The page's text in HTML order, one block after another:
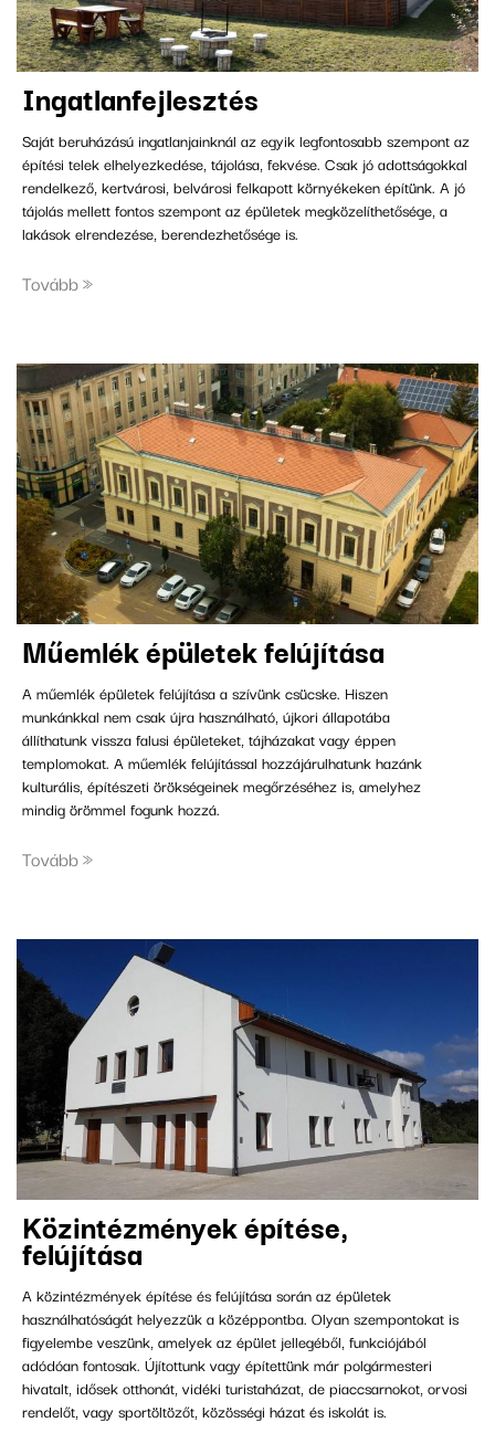
ingatlanfejlesztés
Saját beruházású ingatlanjainknál az egyik legfontosabb szempont az
építési telek elhelyezkedése, tájolása, fekvése. Csak jó adottságokkal
rendelkező, kertvárosi, belvárosi felkapott környékeken építünk. A jó
tájolás mellett fontos szempont az épületek megközelíthetősége, a
lakások elrendezése, berendezhetősége is.
Tovább
műemlék épületek felújítása
A műemlék épületek felújítása a szívünk csücske. Hiszen
munkánkkal nem csak újra használható, újkori állapotába
állíthatunk vissza falusi épületeket, tájházakat vagy éppen
templomokat. A műemlék felújítással hozzájárulhatunk hazánk
kulturális, építészeti örökségeinek megőrzéséhez is, amelyhez
mindig örömmel fogunk hozzá.
Tovább
közintézmények építése,
felújítása
A közintézmények építése és felújítása során az épületek
használhatóságát helyezzük a középpontba. Olyan szempontokat is
figyelembe veszünk, amelyek az épület jellegéből, funkciójából
adódóan fontosak. Újítottunk vagy építettünk már polgármesteri
hivatalt, idősek otthonát, vidéki turistaházat, de piaccsarnokot, orvosi
rendelőt, vagy sportöltözőt, közösségi házat és iskolát is.